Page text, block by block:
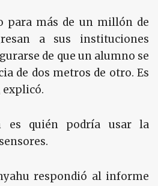
para más de un millón de
a sus instituciones
de que un alumno se
de dos metros de otro. Es
es quién podría usar la
respondió al informe